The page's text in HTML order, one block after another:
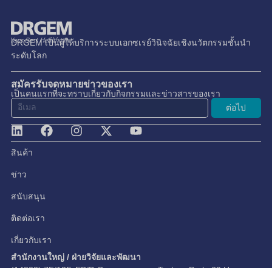
DRGEM เป็นผู้ให้บริการระบบเอกซเรย์วินิจฉัยเชิงนวัตกรรมชั้นนำ
ระดับโลก
สมัครรับจดหมายข่าวของเรา
เป็นคนแรกที่จะทราบเกี่ยวกับกิจกรรมและข่าวสารของเรา
ต่อไป
สินค้า
ข่าว
สนับสนุน
ติดต่อเรา
เกี่ยวกับเรา
สำนักงานใหญ่ / ฝ่ายวิจัยและพัฒนา